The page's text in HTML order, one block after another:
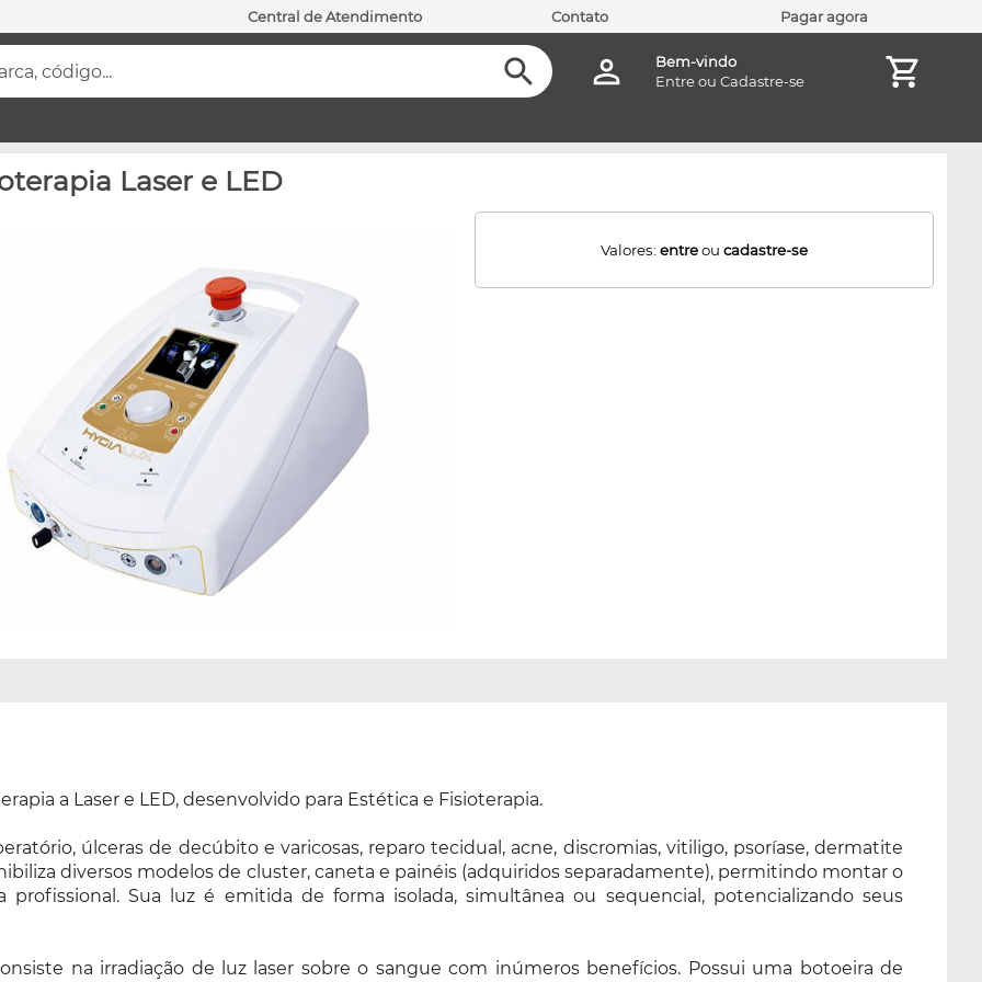
Central de Atendimento Contato Pagar agora
código...
Bem-vindo
Entreou Cadastre-se
Laser e LED
Valores:entreoucadastre-se
a Laser e LED, desenvolvido para Estética e Fisioterapia.
úlceras de decúbito e varicosas, reparo tecidual, acne, discromias, vitiligo, psoríase, dermatite
diversos modelos de cluster, caneta e painéis (adquiridos separadamente), permitindo montar o
Sua luz é emitida de forma isolada, simultânea ou sequencial, potencializando seus
na irradiação de luz laser sobre o sangue com inúmeros benefícios. Possui uma botoeira de